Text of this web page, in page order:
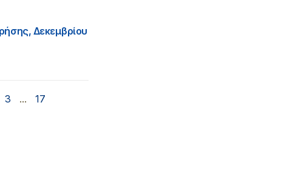
Δεκεμβρίου
3 ... 17